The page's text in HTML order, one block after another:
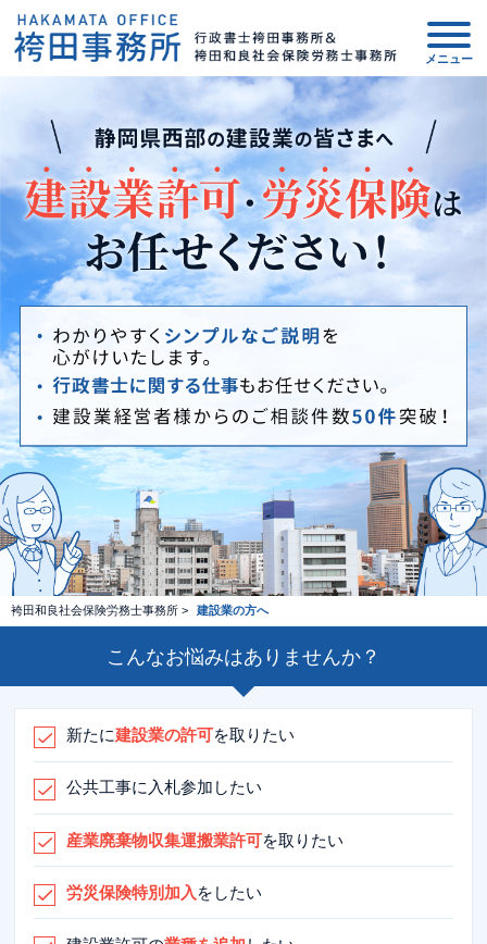
アクセスマップ
お電話でお問い合わせ
053-545-9033
営業日時 8:30～17:30 月～金（祝日を除く）
お問い合わせ
建設業の方へ
新着情報
所長ブログ
サービス案内
Q&A
袴田和良社会保険労務士事務所 > 建設業の方へ
こんなお悩みはありませんか？
新たに建設業の許可を取りたい
公共工事に入札参加したい
産業廃棄物収集運搬業許可を取りたい
労災保険特別加入 をしたい